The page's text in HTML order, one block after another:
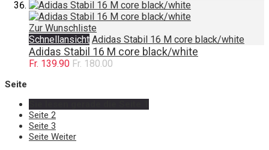
Zur Wunschliste
Schnellansicht Adidas Stabil 16 M core black/white
Adidas Stabil 16 M core black/white
Fr. 139.90 Fr. 180.00
Seite
Seite 2
Seite 3
Seite Weiter